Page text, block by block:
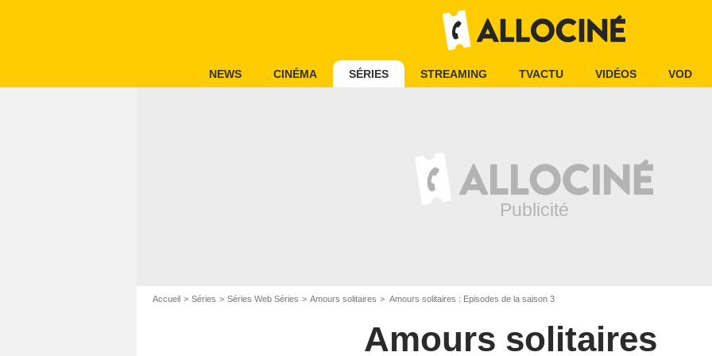
NEWS CINÉMA SÉRIES STREAMING TVACTU VIDÉOS VOD
Accueil Séries Séries Web Séries Amours solitaires Amours solitaires : Episodes de la saison 3
Amours solitaires